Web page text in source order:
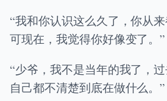
“我和你认识这么久了，你从
可现在，我觉得你好像变了。”
“少爷，我不是当年的我了，
自己都不清楚到底在做什么。”